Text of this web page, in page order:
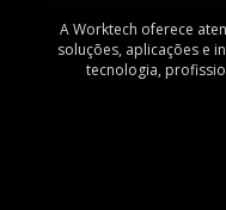
A Worktech oferece
soluções, aplicações e
tecnologia,